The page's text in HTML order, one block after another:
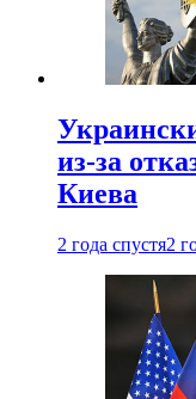
из-за
Киева
2 года спустя2